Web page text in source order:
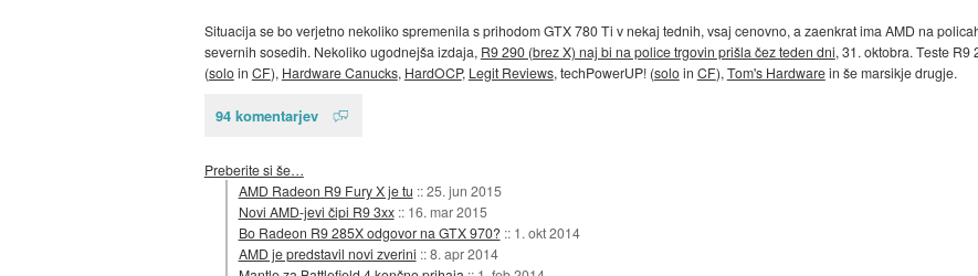
Situacija se bo verjetno nekoliko spremenila s prihodom GTX 780 Ti v nekaj tednih, vsaj cenovno, a zaenkrat ima AMD na
severnih sosedih. Nekoliko ugodnejša izdaja, R9 290 (brez X) naj bi na police trgovin prišla čez teden dni, 31. oktobra. Teste R9
(soloin CF), Hardware Canucks, HardOCP, Legit Reviews, techPowerUP! (soloin CF), Tom's Hardwarein še marsikje drugje.
94 komentarjev
Preberite si še…
AMD Radeon R9 Fury X je tu ::25. jun 2015
Novi AMD-jevi čipi R9 3xx :: 16. mar 2015
Bo Radeon R9 285X odgovor na GTX 970? :: 1. okt 2014
AMD je predstavil novi zverini ::8. apr 2014